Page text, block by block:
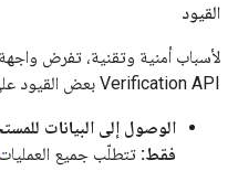
القيود
Verification API بعض القيود على طريقة استخدامها:
الوصول إلى البيانات
فقط: تتطلّب جميع العمليات